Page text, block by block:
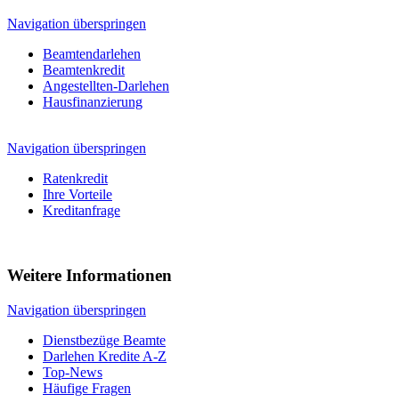
Navigation überspringen
Beamtendarlehen
Beamtenkredit
Angestellten-Darlehen
Hausfinanzierung
Navigation überspringen
Ratenkredit
Ihre Vorteile
Kreditanfrage
Weitere Informationen
Navigation überspringen
Dienstbezüge Beamte
Darlehen Kredite A-Z
Top-News
Häufige Fragen